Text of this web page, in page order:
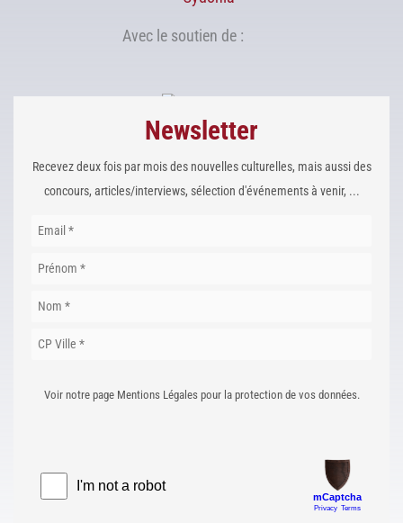
Avec le soutien de :
Newsletter
Recevez deux fois par mois des nouvelles culturelles, mais aussi des
concours, articles/interviews, sélection d'événements à venir, ...
Voir notre page Mentions Légales pour la protection de vos données.